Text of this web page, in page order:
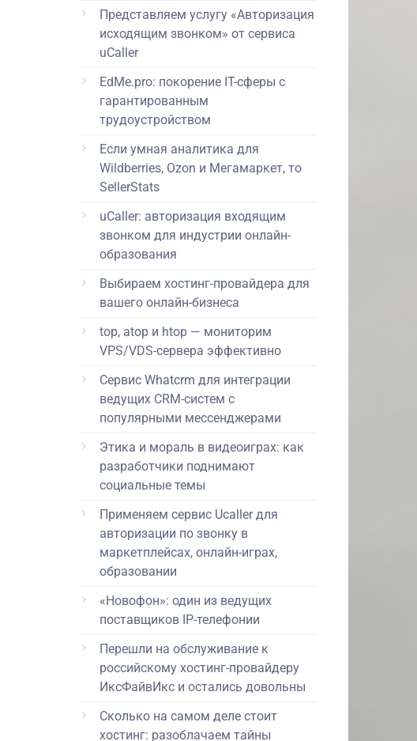
Представляем услугу «Авторизация
исходящим звонком» от сервиса
uCaller
EdMe.pro: покорение IT-сферы с
гарантированным
трудоустройством
Если умная аналитика для
Wildberries, Ozon и Мегамаркет, то
SellerStats
uCaller: авторизация входящим
звонком для индустрии онлайн-
образования
Выбираем хостинг-провайдера для
вашего онлайн-бизнеса
top, atop и htop — мониторим
VPS/VDS-сервера эффективно
Сервис Whatcrm для интеграции
ведущих CRM-систем с
популярными мессенджерами
Этика и мораль в видеоиграх: как
разработчики поднимают
социальные темы
Применяем сервис Ucaller для
авторизации по звонку в
маркетплейсах, онлайн-играх,
образовании
«Новофон»: один из ведущих
поставщиков IP-телефонии
Перешли на обслуживание к
российскому хостинг-провайдеру
ИксФайвИкс и остались довольны
Сколько на самом деле стоит
хостинг: разоблачаем тайны